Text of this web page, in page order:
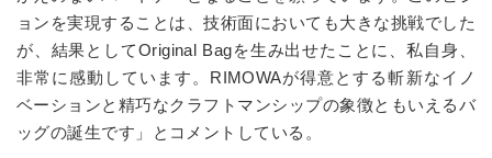
ョンを実現することは、技術面においても大きな挑戦でした
が、結果としてOriginal Bagを生み出せたことに、私自身、
非常に感動しています。RIMOWAが得意とする斬新なイノ
ベーションと精巧なクラフトマンシップの象徴ともいえるバ
ッグの誕生です」とコメントしている。